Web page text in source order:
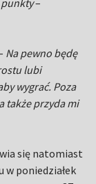
punkty–
Na pewno będę
lubi
wygrać. Poza
także przyda mi
się natomiast
w poniedziałek